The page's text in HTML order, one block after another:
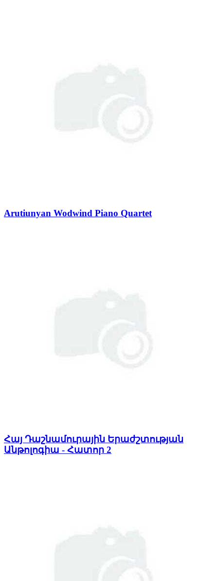
Arutiunyan Wodwind Piano Quartet
Հայ Դաշնամուրային Երաժշտության
Անթոլոգիա - Հատոր 2